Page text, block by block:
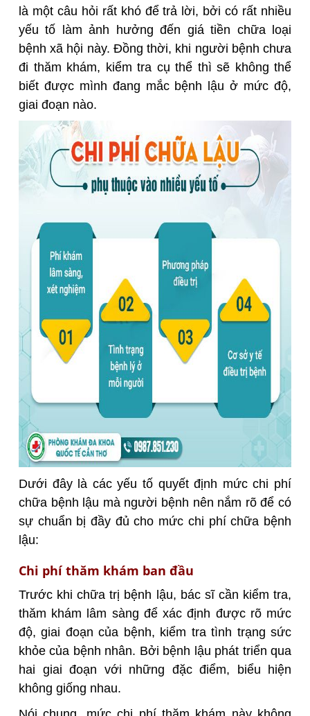
là một câu hỏi rất khó để trả lời, bởi có rất nhiều
yếu tố làm ảnh hưởng đến giá tiền chữa loại
bệnh xã hội này. Đồng thời, khi người bệnh chưa
đi thăm khám, kiểm tra cụ thể thì sẽ không thể
biết được mình đang mắc bệnh lậu ở mức độ,
giai đoạn nào.
Dưới đây là các yếu tố quyết định mức chi phí
chữa bệnh lậu mà người bệnh nên nắm rõ để có
sự chuẩn bị đầy đủ cho mức chi phí chữa bệnh
lậu:
Chi phí thăm khám ban đầu
Trước khi chữa trị bệnh lậu, bác sĩ cần kiểm tra,
thăm khám lâm sàng để xác định được rõ mức
độ, giai đoạn của bệnh, kiểm tra tình trạng sức
khỏe của bệnh nhân. Bởi bệnh lậu phát triển qua
hai giai đoạn với những đặc điểm, biểu hiện
không giống nhau.